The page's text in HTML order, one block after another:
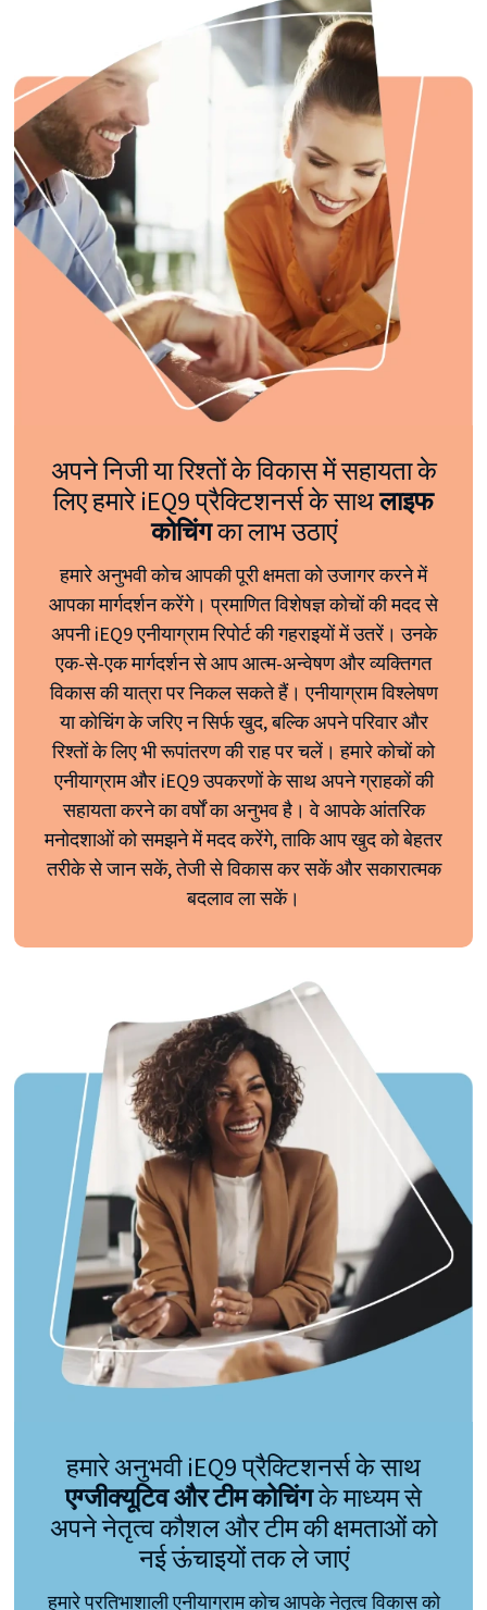
अपने निजी या रिश्तों के विकास में सहायता के
लिए हमारे iEQ9 प्रैक्टिशनर्स के साथलाइफ
कोचिंगका लाभ उठाएं
हमारे अनुभवी कोच आपकी पूरी क्षमता को उजागर करने में
आपका मार्गदर्शन करेंगे। प्रमाणित विशेषज्ञ कोचों की मदद से
अपनी iEQ9 एनीयाग्राम रिपोर्ट की गहराइयों में उतरें। उनके
एक-से-एक मार्गदर्शन से आप आत्म-अन्वेषण और व्यक्तिगत
विकास की यात्रा पर निकल सकते हैं। एनीयाग्राम विश्लेषण
या कोचिंग के जरिए न सिर्फ खुद, बल्कि अपने परिवार और
रिश्तों के लिए भी रूपांतरण की राह पर चलें। हमारे कोचों को
एनीयाग्राम और iEQ9 उपकरणों के साथ अपने ग्राहकों की
सहायता करने का वर्षों का अनुभव है। वे आपके आंतरिक
मनोदशाओं को समझने में मदद करेंगे, ताकि आप खुद को बेहतर
तरीके से जान सकें, तेजी से विकास कर सकें और सकारात्मक
बदलाव ला सकें।
हमारे अनुभवी iEQ9 प्रैक्टिशनर्स के साथ
एग्जीक्यूटिव और टीम कोचिंगके माध्यम से
अपने नेतृत्व कौशल और टीम की क्षमताओं को
नई ऊंचाइयों तक ले जाएं
हमारे प्रतिभाशाली एनीयाग्राम कोच आपके नेतृत्व विकास को